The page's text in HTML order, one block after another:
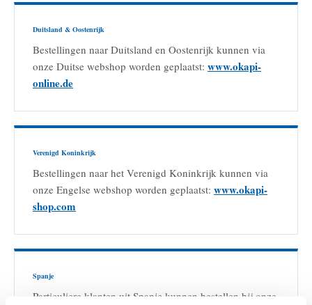
Duitsland & Oostenrijk
Bestellingen naar Duitsland en Oostenrijk kunnen via
onze Duitse webshop worden geplaatst: www.okapi-
online.de
Verenigd Koninkrijk
Bestellingen naar het Verenigd Koninkrijk kunnen via
onze Engelse webshop worden geplaatst: www.okapi-
shop.com
Spanje
Particuliere klanten uit Spanje kunnen bestellen bij onze